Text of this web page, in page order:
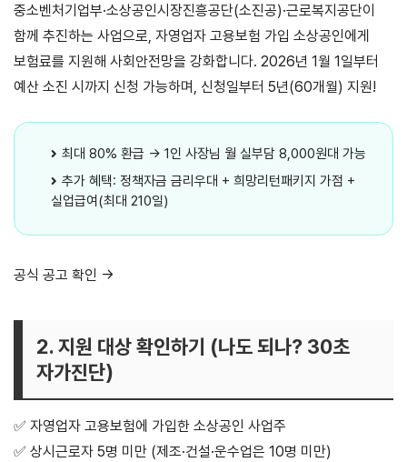
중소벤처기업부·소상공인시장진흥공단(소진공)·근로복지공단이
함께 추진하는 사업으로, 자영업자 고용보험 가입 소상공인에게
보험료를 지원해 사회안전망을 강화합니다. 2026년 1월 1일부터
예산 소진 시까지 신청 가능하며, 신청일부터 5년(60개월) 지원!
최대 80% 환급 → 1인 사장님 월 실부담 8,000원대 가능
추가 혜택: 정책자금 금리우대 + 희망리턴패키지 가점 +
실업급여(최대 210일)
공식 공고 확인 →
2. 지원 대상 확인하기 (나도 되나? 30초
자가진단)
✅ 자영업자 고용보험에 가입한 소상공인 사업주
✅ 상시근로자 5명 미만 (제조·건설·운수업은 10명 미만)